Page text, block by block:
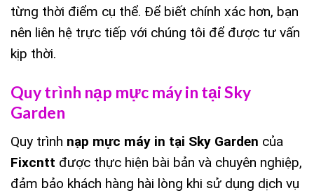
từng thời điểm cụ thể. Để biết chính xác hơn, bạn
nên liên hệ trực tiếp với chúng tôi để được tư vấn
kịp thời.
Quy trình nạp mực máy in tại Sky
Garden
Quy trình nạp mực máy in tại Sky Garden của
Fixcntt được thực hiện bài bản và chuyên nghiệp,
đảm bảo khách hàng hài lòng khi sử dụng dịch vụ